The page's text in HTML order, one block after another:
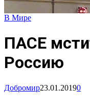
В Мире
ПАСЕ
Россию
Добромир23.01.20190